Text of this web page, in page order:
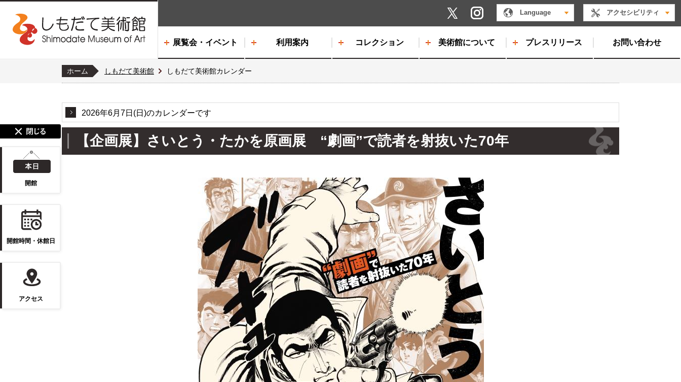
Instagram Language アクセシビリティ
展覧会・イベント 利用案内 コレクション 美術館について プレスリリース お問い合わせ
開館
開館時間・休館日
アクセス
ホーム しもだて美術館 しもだて美術館カレンダー
2026年6月7日(日)のカレンダーです
【企画展】さいとう・たかを原画展 “劇画”で読者を射抜いた70年